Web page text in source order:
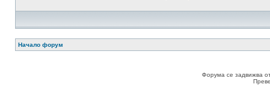
Начало форум
Форума се задвижва